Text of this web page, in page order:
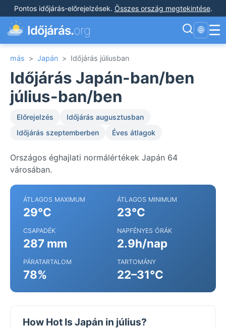
Pontos időjárás-előrejelzések. Összes ország megtekintése.
Időjárás.org 🌐 ☰
más > Japán > Időjárás júliusban
Időjárás Japán-ban/ben
július-ban/ben
Előrejelzés
Időjárás augusztusban
Időjárás szeptemberben
Éves átlagok
Országos éghajlati normálértékek Japán 64
városában.
ÁTLAGOS MAXIMUM
29°C
ÁTLAGOS MINIMUM
23°C
CSAPADÉK
287 mm
NAPFÉNYES ÓRÁK
2.9h/nap
PÁRATARTALOM
78%
TARTOMÁNY
22–31°C
How Hot Is Japán in július?